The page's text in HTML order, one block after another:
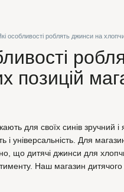
особливості роблять джинси на
позицій
для своїх синів зручний
і універсальність. Для
що дитячі джинси для
Наш магазин дитячого